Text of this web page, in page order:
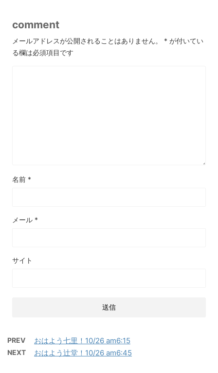
comment
メールアドレスが公開されることはありません。 * が付いてい
る欄は必須項目です
名前 *
メール *
サイト
PREV おはよう七里！10/26 am6:15
NEXT おはよう辻堂！10/26 am6:45